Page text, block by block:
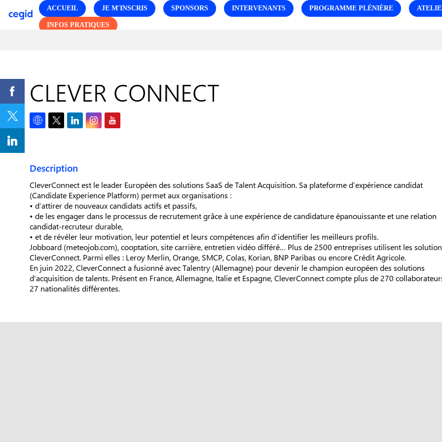
ACCUEIL JE M'INSCRIS SPONSORS INTERVENANTS PROGRAMME PLÉNIÈRE
INFOS PRATIQUES
CLEVER CONNECT
Description
CleverConnect est le leader Européen des solutions SaaS de Talent Acquisition. Sa plateforme d’expérience candidat
(Candidate Experience Platform) permet aux organisations :
• d’attirer de nouveaux candidats actifs et passifs,
• de les engager dans le processus de recrutement grâce à une expérience de candidature épanouissante et une relation
candidat-recruteur durable,
• et de révéler leur motivation, leur potentiel et leurs compétences afin d’identifier les meilleurs profils.
Jobboard (meteojob.com), cooptation, site carrière, entretien vidéo différé… Plus de 2500 entreprises utilisent les
CleverConnect. Parmi elles : Leroy Merlin, Orange, SMCP, Colas, Korian, BNP Paribas ou encore Crédit Agricole.
En juin 2022, CleverConnect a fusionné avec Talentry (Allemagne) pour devenir le champion européen des solutions
d'acquisition de talents. Présent en France, Allemagne, Italie et Espagne, CleverConnect compte plus de 270
27 nationalités différentes.